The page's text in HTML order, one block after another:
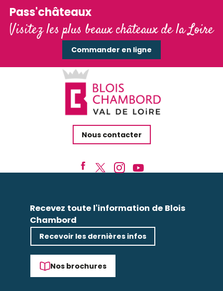
Pass'châteaux
Visitez les plus beaux châteaux de la Loire
Commander en ligne
Nous contacter
Recevez toute l'information de Blois
Chambord
Recevoir les dernières infos
Nos brochures